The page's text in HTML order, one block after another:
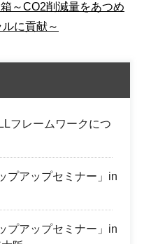
～CO2削減量をあつめ
に貢献～
フレームワークにつ
プアップセミナー」in
プアップセミナー」in